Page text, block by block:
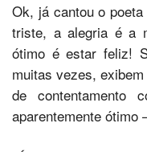
Ok, já cantou o
triste, a alegria é a
ótimo é estar feliz!
muitas vezes,
de contentamento
aparentemente ótimo